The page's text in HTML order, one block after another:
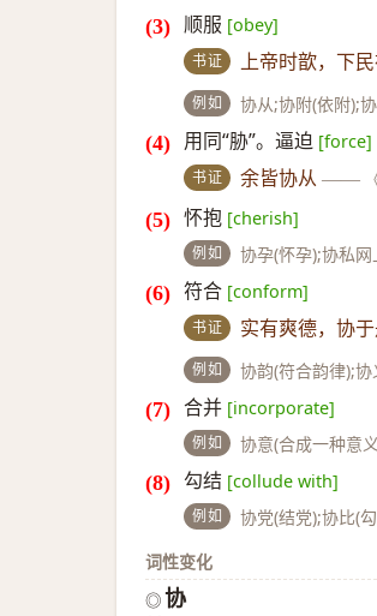
顺服 [obey]
书证 上帝时歆，下
例如 协从;协附(依附);
用同“胁”。逼迫 [force]
书证 余皆协从 ——
怀抱 [cherish]
例如 协孕(怀孕);协私
符合 [conform]
书证 实有爽德，协
例如 协韵(符合韵律);
合并 [incorporate]
例如 协意(合成一种意
勾结 [collude with]
例如
协党(结党);协比(
词性变化
◎ 协